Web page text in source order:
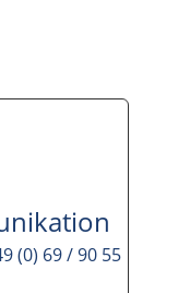
(0) 69 / 90 55